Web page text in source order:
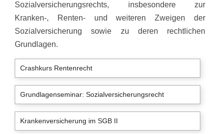
Sozialversicherungsrechts, insbesondere zur
Kranken-, Renten- und weiteren Zweigen der
Sozialversicherung sowie zu deren rechtlichen
Grundlagen.
Crashkurs Rentenrecht
Grundlagenseminar: Sozialversicherungsrecht
Krankenversicherung im SGB II